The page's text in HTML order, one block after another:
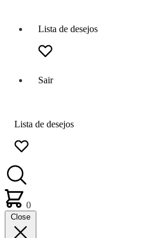
Lista de desejos
Sair
Lista de desejos
0
Close